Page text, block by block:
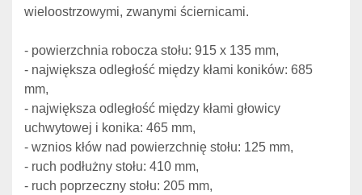
wieloostrzowymi, zwanymi ściernicami.
- powierzchnia robocza stołu: 915 x 135 mm,
- największa odległość między kłami koników: 685
mm,
- największa odległość między kłami głowicy
uchwytowej i konika: 465 mm,
- wznios kłów nad powierzchnię stołu: 125 mm,
- ruch podłużny stołu: 410 mm,
- ruch poprzeczny stołu: 205 mm,